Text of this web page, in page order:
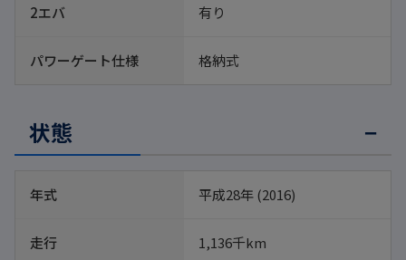
2エバ 有り
パワーゲート仕様 格納式
状態
年式 平成28年 (2016)
走行 1,136千km